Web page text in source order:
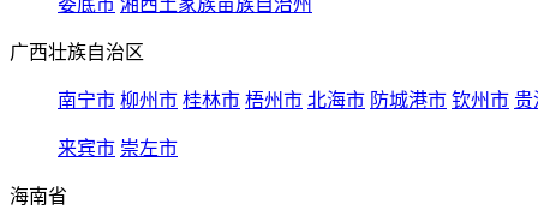
娄底市 湘西土家族苗族自治州
广西壮族自治区
南宁市 柳州市 桂林市 梧州市 北海市 防城港市 钦州市 贵
来宾市 崇左市
海南省